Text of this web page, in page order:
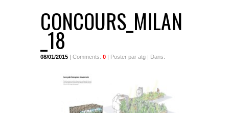
CONCOURS_MILAN
_18
08/01/2015 | Comments: 0 | Poster par atg | Dans: